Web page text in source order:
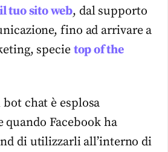
tuo sito web, dal supporto
fino ad arrivare a
specie top of the
chat è esplosa
Facebook ha
di utilizzarli all’interno di